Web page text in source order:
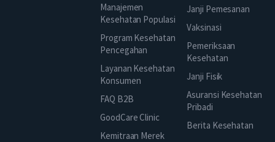
Manajemen
Kesehatan Populasi
Program Kesehatan
Pencegahan
Layanan Kesehatan
Konsumen
FAQ B2B
GoodCare Clinic
Kemitraan Merek
Janji Pemesanan
Vaksinasi
Pemeriksaan
Kesehatan
Janji Fisik
Asuransi Kesehatan
Pribadi
Berita Kesehatan